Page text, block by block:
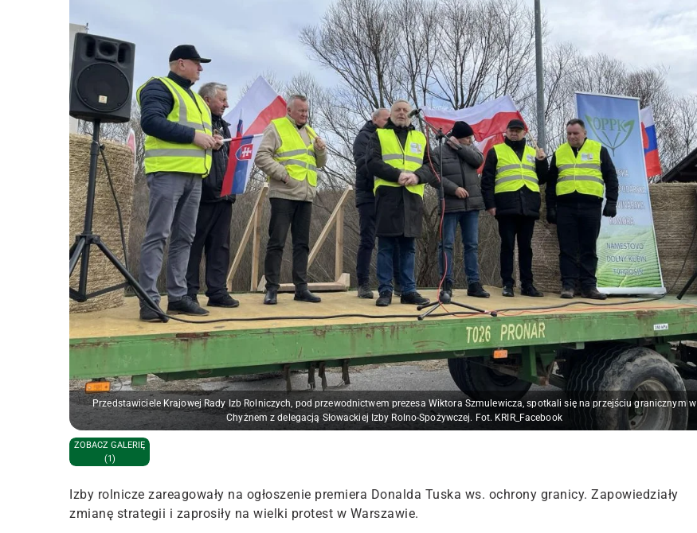
Przedstawiciele Krajowej Rady Izb Rolniczych, pod przewodnictwem prezesa Wiktora Szmulewicza, spotkali się na przejściu granicznym w
Chyżnem z delegacją Słowackiej Izby Rolno-Spożywczej. Fot. KRIR_Facebook
ZOBACZ GALERIĘ
(1)
Izby rolnicze zareagowały na ogłoszenie premiera Donalda Tuska ws. ochrony granicy. Zapowiedziały
zmianę strategii i zaprosiły na wielki protest w Warszawie.